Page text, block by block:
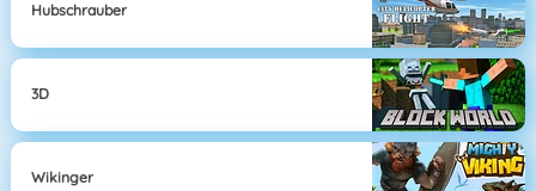
Hubschrauber
3D
Wikinger